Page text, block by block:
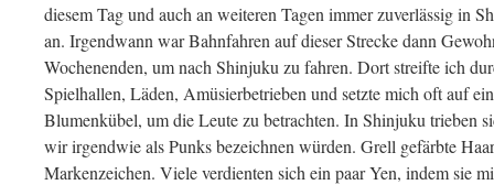
diesem Tag und auch an weiteren Tagen immer zuverlässig in
an. Irgendwann war Bahnfahren auf dieser Strecke dann
Wochenenden, um nach Shinjuku zu fahren. Dort streifte ich
Spielhallen, Läden, Amüsierbetrieben und setzte mich oft auf
Blumenkübel, um die Leute zu betrachten. In Shinjuku trieben
wir irgendwie als Punks bezeichnen würden. Grell gefärbte
Markenzeichen. Viele verdienten sich ein paar Yen, indem sie